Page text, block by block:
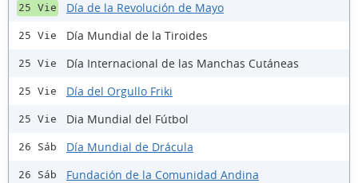
25 Vie Día de la Revolución de Mayo
25 Vie Día Mundial de la Tiroides
25 Vie Día Internacional de las Manchas Cutáneas
25 Vie Día del Orgullo Friki
25 Vie Dia Mundial del Fútbol
26 Sáb Día Mundial de Drácula
26 Sáb Fundación de la Comunidad Andina